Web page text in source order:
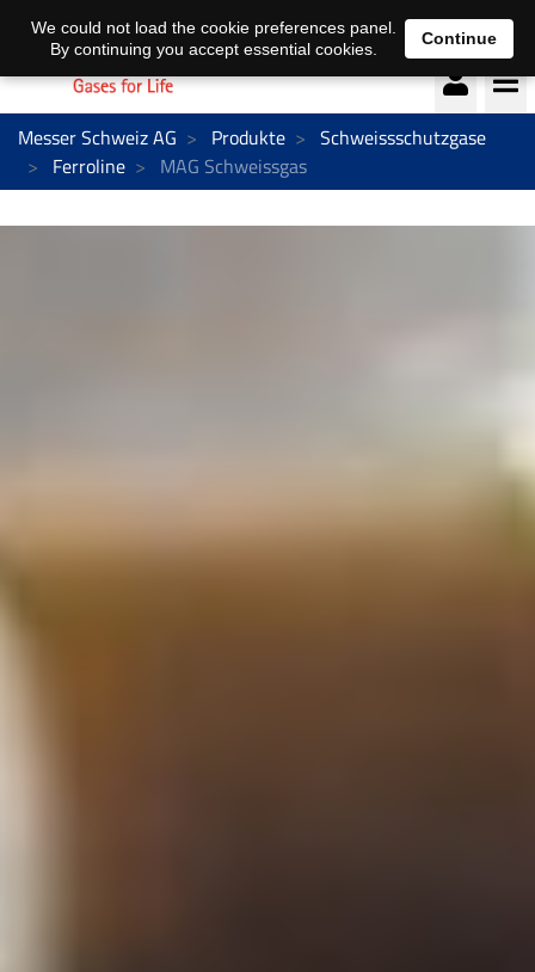
Deutsch français
Messer Schweiz AG Produkte
Schweissschutzgase
Ferroline
MAG Schweissgas
We could not load the cookie preferences panel.
By continuing you accept essential cookies.
Continue